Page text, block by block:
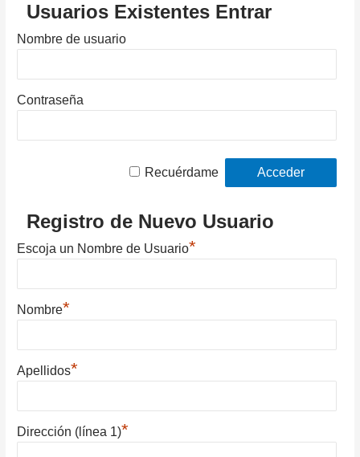
Usuarios Existentes Entrar
Nombre de usuario
Contraseña
Recuérdame
Registro de Nuevo Usuario
Escoja un Nombre de Usuario*
Nombre*
Apellidos*
Dirección (línea 1)*